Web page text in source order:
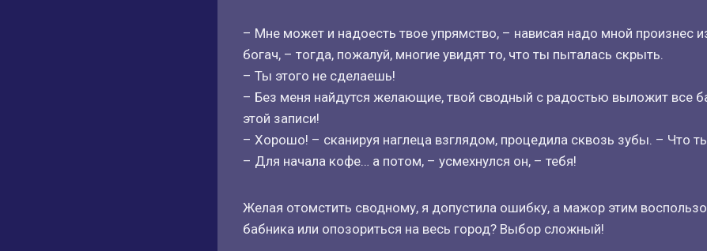
– Мне может и надоесть твое упрямство, – нависая надо мной произнес
богач, – тогда, пожалуй, многие увидят то, что ты пыталась скрыть.
– Ты этого не сделаешь!
– Без меня найдутся желающие, твой сводный с радостью выложит все
этой записи!
– Хорошо! – сканируя наглеца взглядом, процедила сквозь зубы. – Что
– Для начала кофе… а потом, – усмехнулся он, – тебя!
Желая отомстить сводному, я допустила ошибку, а мажор этим
бабника или опозориться на весь город? Выбор сложный!